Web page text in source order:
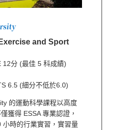
and Sport
12分 (最佳 5 科成績)
6.5 (細分不低於6.0)
的運動科學課程以高度
獲得 ESSA 專業認證，
小時的行業實習，實習量